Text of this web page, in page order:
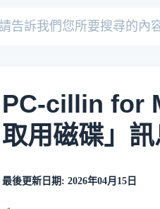
PC-cillin for
取用磁碟」
最後更新日期: 2026年04月15日